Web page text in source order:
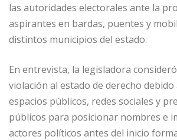
las autoridades electorales ante la
aspirantes en bardas, puentes y
distintos municipios del estado.
En entrevista, la legisladora
violación al estado de derecho debido
espacios públicos, redes sociales y
públicos para posicionar nombres e
actores políticos antes del inicio